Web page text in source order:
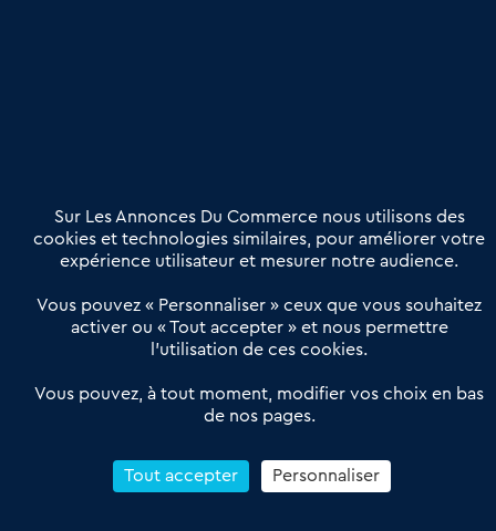
Offres Pro
Actualités
Qui sommes nous ?
Derniers articles
Réseau 3C : un partenaire national dédié aux transactions
Petitscommerces : Un partenariat au service du commerce de
proximité et des territoires
Reprendre un Restaurant Rapide
Sur Les Annonces Du Commerce nous utilisons des
cookies et technologies similaires, pour améliorer votre
expérience utilisateur et mesurer notre audience.
Vous pouvez « Personnaliser » ceux que vous souhaitez
activer ou « Tout accepter » et nous permettre
l’utilisation de ces cookies.
Vous pouvez, à tout moment, modifier vos choix en bas
de nos pages.
Tout accepter Personnaliser